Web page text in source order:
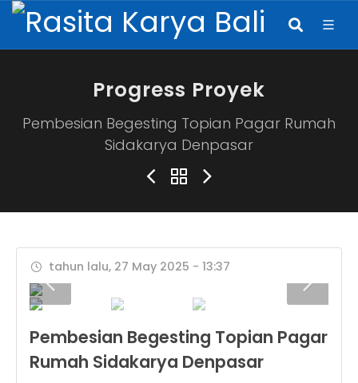
Progress Proyek
Pembesian Begesting Topian Pagar Rumah
Sidakarya Denpasar
tahun lalu, 27 May 2025 - 13:37
Pembesian Begesting Topian Pagar
Rumah Sidakarya Denpasar